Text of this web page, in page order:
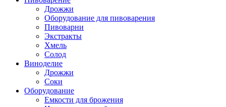
Дрожжи
Оборудование для пивоварения
Пивоварни
Экстракты
Хмель
Солод
Виноделие
Дрожжи
Соки
Оборудование
Емкости для брожения